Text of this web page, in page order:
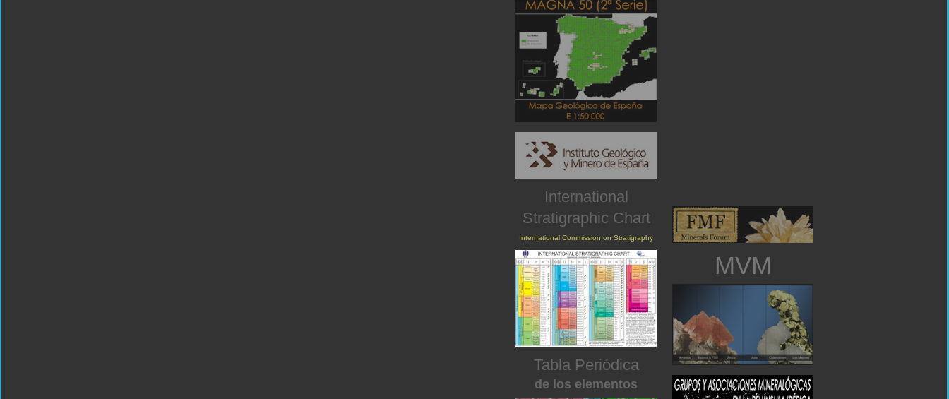
MVM
International
Stratigraphic Chart
International Commission on Stratigraphy
Tabla Periódica
de los elementos